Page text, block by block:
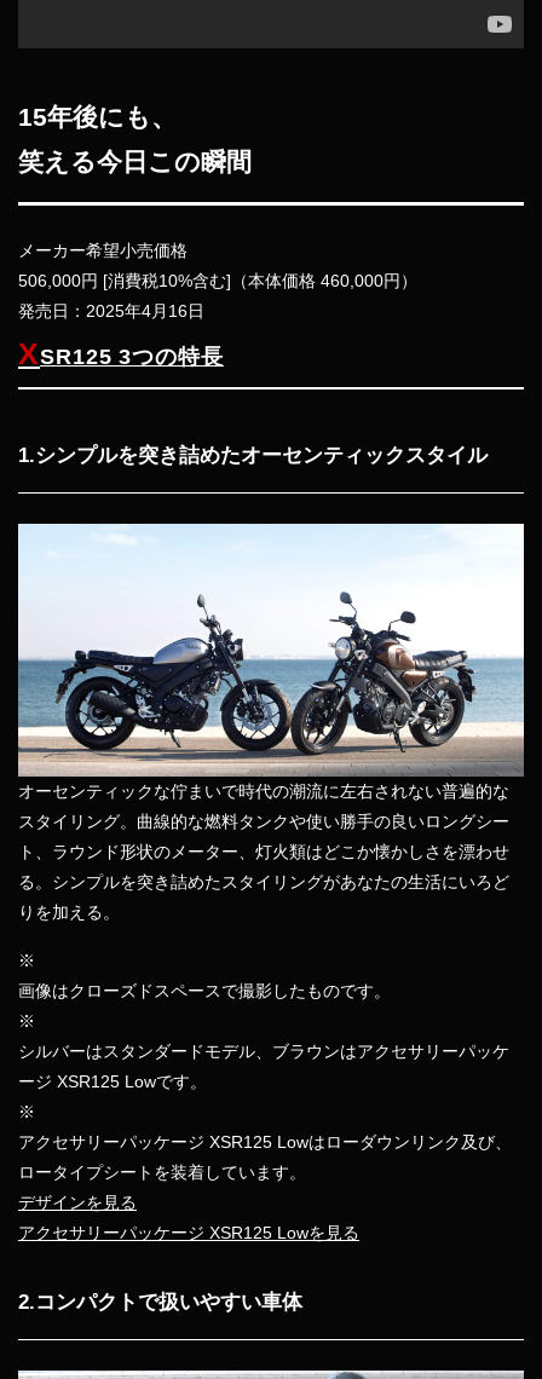
15年後にも、
笑える今日この瞬間
メーカー希望小売価格
506,000円 [消費税10%含む]（本体価格 460,000円）
発売日：2025年4月16日
XSR125 3つの特長
1.シンプルを突き詰めたオーセンティックスタイル
オーセンティックな佇まいで時代の潮流に左右されない普遍的な
スタイリング。曲線的な燃料タンクや使い勝手の良いロングシー
ト、ラウンド形状のメーター、灯火類はどこか懐かしさを漂わせ
る。シンプルを突き詰めたスタイリングがあなたの生活にいろど
りを加える。
※
画像はクローズドスペースで撮影したものです。
※
シルバーはスタンダードモデル、ブラウンはアクセサリーパッケ
ージ XSR125 Lowです。
※
アクセサリーパッケージ XSR125 Lowはローダウンリンク及び、
ロータイプシートを装着しています。
デザインを見る
アクセサリーパッケージ XSR125 Lowを見る
2.コンパクトで扱いやすい車体